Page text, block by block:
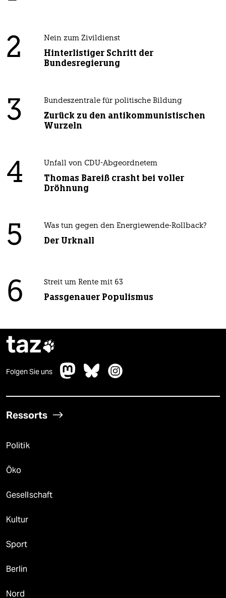
2 Nein zum Zivildienst
Hinterlistiger Schritt der
Bundesregierung
3 Bundeszentrale für politische Bildung
Zurück zu den antikommunistischen
Wurzeln
4 Unfall von CDU-Abgeordnetem
Thomas Bareiß crasht bei voller
Dröhnung
5 Was tun gegen den Energiewende-Rollback?
Der Urknall
6 Streit um Rente mit 63
Passgenauer Populismus
taz
Folgen Sie uns
Ressorts
Politik
Öko
Gesellschaft
Kultur
Sport
Berlin
Nord